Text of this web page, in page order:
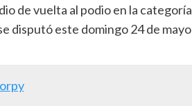
de vuelta al podio en la categoría
disputó este domingo 24 de mayo